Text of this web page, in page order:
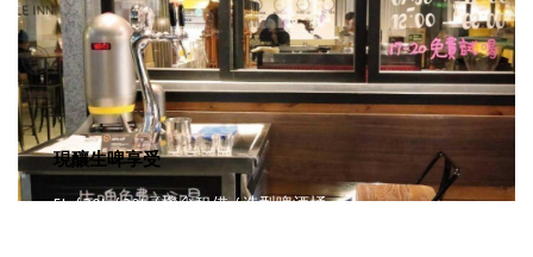
現釀生啤享受
5L / 20L / 30L / 機台租借 / 造型啤酒桶